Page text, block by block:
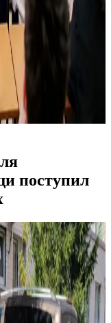
поступил